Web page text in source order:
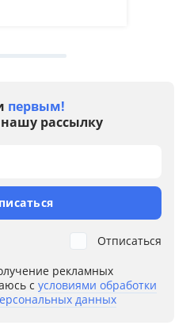
первым!
рассылку
рекламных
с условиями обработки
данных
Отписаться